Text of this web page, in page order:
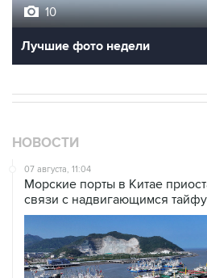
10
Лучшие фото недели
НОВОСТИ
07 августа, 11:04
Морские порты в Китае
связи с надвигающимся